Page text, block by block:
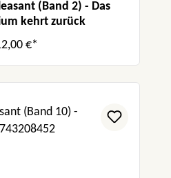
(Band 2) - Das
kehrt zurück
€*